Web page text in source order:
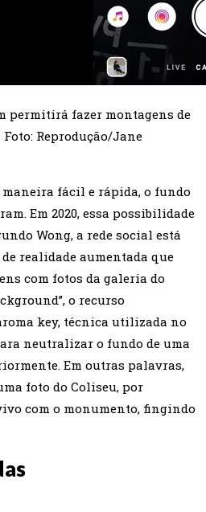
permitirá fazer montagens de
Reprodução/Jane
fácil e rápida, o fundo
Em 2020, essa possibilidade
Wong, a rede social está
realidade aumentada que
com fotos da galeria do
o recurso
key, técnica utilizada no
neutralizar o fundo de uma
Em outras palavras,
foto do Coliseu, por
com o monumento, fingindo